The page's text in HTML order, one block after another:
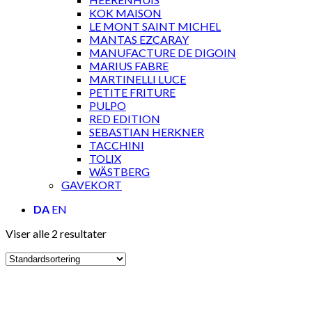
KOK MAISON
LE MONT SAINT MICHEL
MANTAS EZCARAY
MANUFACTURE DE DIGOIN
MARIUS FABRE
MARTINELLI LUCE
PETITE FRITURE
PULPO
RED EDITION
SEBASTIAN HERKNER
TACCHINI
TOLIX
WÄSTBERG
GAVEKORT
DA EN
Viser alle 2 resultater